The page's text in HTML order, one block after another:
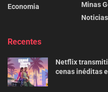
Economia
Minas
Noticias
Recentes
Netflix
cenas inéditas